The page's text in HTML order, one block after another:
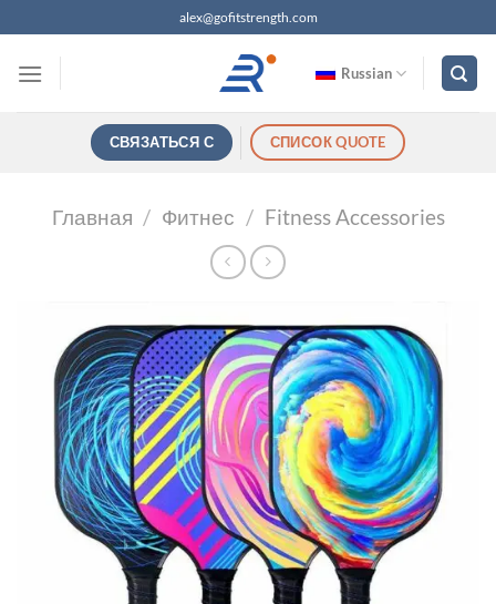
к
содержанию
alex@gofitstrength.com
Russian
СВЯЗАТЬСЯ С СПИСОК QUOTE
Главная / Фитнес / Fitness Accessories